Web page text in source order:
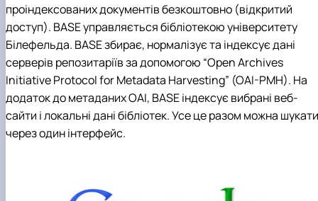
проіндексованих документів безкоштовно (відкритий
доступ). BASE управляється бібліотекою університету
Білефельда. BASE збирає, нормалізує та індексує дані
серверів репозитаріїв за допомогою “Open Archives
Initiative Protocol for Metadata Harvesting” (OAI-PMH). На
додаток до метаданих OAI, BASE індексує вибрані веб-
сайти і локальні дані бібліотек. Усе це разом можна шукати
через один інтерфейс.